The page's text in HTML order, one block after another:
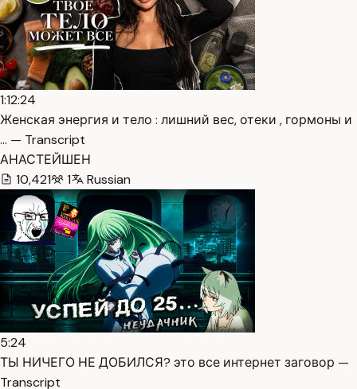
1:12:24
Женская энергия и тело : лишний вес, отеки , гормоны и
… — Transcript
АНАСТЕЙШЕН
10,421
1 Russian
5:24
ТЫ НИЧЕГО НЕ ДОБИЛСЯ? это все интернет заговор —
Transcript